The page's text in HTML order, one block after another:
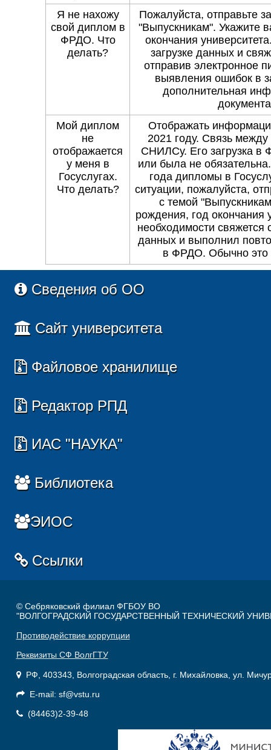
Я не нахожу
свой диплом в
ФРДО. Что
делать?
Пожалуйста, отправьте
"Выпускникам". Укажите
окончания
загрузке данных и
отправив электронное
выявления ошибок в
дополнительная
Мой диплом
не
отображается
у меня в
Госуслугах.
Что делать?
Отображать
2021 году. Связь
СНИЛСу. Его загрузка в
или была не
года дипломы в
ситуации, пожалуйста,
с темой
рождения, год
необходимости
данных и выполнил
в ФРДО. Обычно это
Сведения об ОО
Сайт университета
Файловое хранилище
Редактор РПД
ИАС "НАУКА"
Библиотека
ЭИОС
Ссылки
© Себряковский филиал ФГБОУ ВО
"ВОЛГОГРАДСКИЙ ГОСУДАРСТВЕННЫЙ ТЕХНИЧЕСКИЙ
Противодействие коррупции
Реквизиты СФ ВолгГТУ
РФ, 403343, Волгоградская область, г. Михайловка, ул.
E-mail: sf@vstu.ru
(84463)2-39-48